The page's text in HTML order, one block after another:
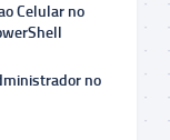
Celular no
no